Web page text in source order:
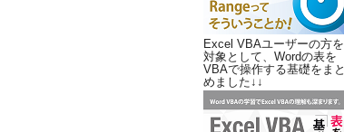
Excel VBAユーザーの方を
対象として、Wordの表を
VBAで操作する基礎をまと
めました↓↓